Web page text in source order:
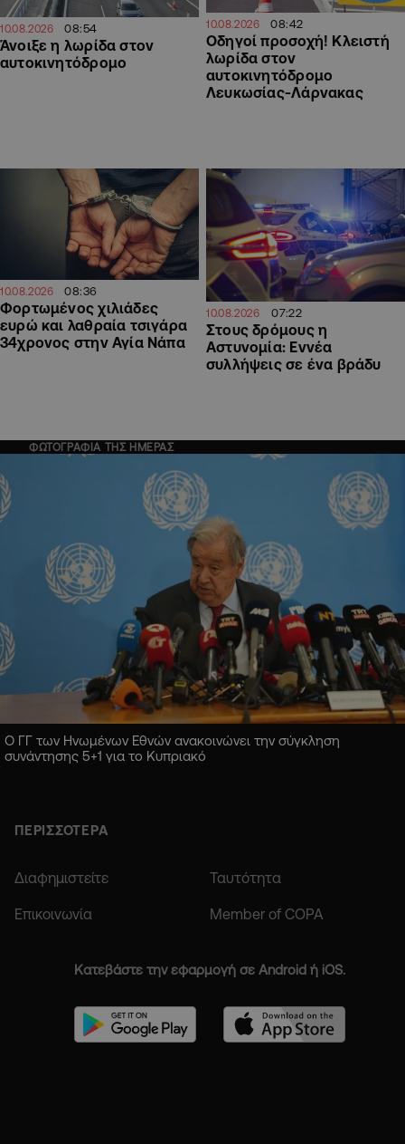
10.08.2026 08:54
Άνοιξε η λωρίδα στον
αυτοκινητόδρομο
10.08.2026 08:42
Οδηγοί προσοχή! Κλειστή
λωρίδα στον
αυτοκινητόδρομο
Λευκωσίας-Λάρνακας
10.08.2026 08:36
Φορτωμένος χιλιάδες
ευρώ και λαθραία τσιγάρα
34χρονος στην Αγία Νάπα
10.08.2026 07:22
Στους δρόμους η
Αστυνομία: Εννέα
συλλήψεις σε ένα βράδυ
ΦΩΤΟΓΡΑΦΙΑ ΤΗΣ ΗΜΕΡΑΣ
Ο ΓΓ των Ηνωμένων Εθνών ανακοινώνει την σύγκληση
συνάντησης 5+1 για το Κυπριακό
ΠΕΡΙΣΣΟΤΕΡΑ
Διαφημιστείτε Ταυτότητα
Επικοινωνία Member of COPA
Κατεβάστε την εφαρμογή σε Android ή iOS.